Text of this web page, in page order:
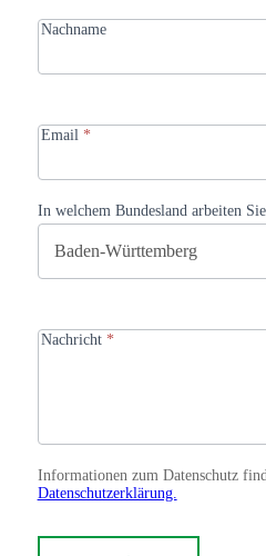
Nachname
Email *
In welchem Bundesland arbeiten
Nachricht *
Informationen zum Datenschutz
Datenschutzerklärung.